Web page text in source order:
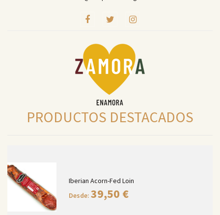
PRODUCTOS DESTACADOS
Iberian Acorn-Fed Loin
Desde: 39,50 €